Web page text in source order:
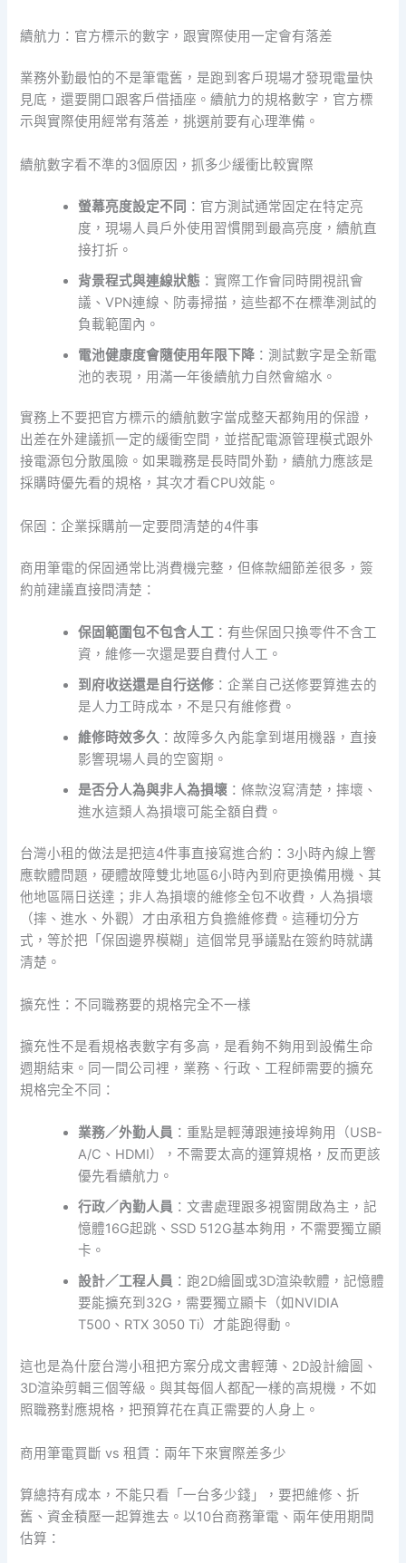
續航力：官方標示的數字，跟實際使用一定會有落差
業務外勤最怕的不是筆電舊，是跑到客戶現場才發現電量快
見底，還要開口跟客戶借插座。續航力的規格數字，官方標
示與實際使用經常有落差，挑選前要有心理準備。
續航數字看不準的3個原因，抓多少緩衝比較實際
螢幕亮度設定不同 ：官方測試通常固定在特定亮
度，現場人員戶外使用習慣開到最高亮度，續航直
接打折。
背景程式與連線狀態 ：實際工作會同時開視訊會
議、VPN連線、防毒掃描，這些都不在標準測試的
負載範圍內。
電池健康度會隨使用年限下降 ：測試數字是全新電
池的表現，用滿一年後續航力自然會縮水。
實務上不要把官方標示的續航數字當成整天都夠用的保證，
出差在外建議抓一定的緩衝空間，並搭配電源管理模式跟外
接電源包分散風險。如果職務是長時間外勤，續航力應該是
採購時優先看的規格，其次才看CPU效能。
保固：企業採購前一定要問清楚的4件事
商用筆電的保固通常比消費機完整，但條款細節差很多，簽
約前建議直接問清楚：
保固範圍包不包含人工 ：有些保固只換零件不含工
資，維修一次還是要自費付人工。
到府收送還是自行送修 ：企業自己送修要算進去的
是人力工時成本，不是只有維修費。
維修時效多久 ：故障多久內能拿到堪用機器，直接
影響現場人員的空窗期。
是否分人為與非人為損壞 ：條款沒寫清楚，摔壞、
進水這類人為損壞可能全額自費。
台灣小租的做法是把這4件事直接寫進合約：3小時內線上響
應軟體問題，硬體故障雙北地區6小時內到府更換備用機、其
他地區隔日送達；非人為損壞的維修全包不收費，人為損壞
（摔、進水、外觀）才由承租方負擔維修費。這種切分方
式，等於把「保固邊界模糊」這個常見爭議點在簽約時就講
清楚。
擴充性：不同職務要的規格完全不一樣
擴充性不是看規格表數字有多高，是看夠不夠用到設備生命
週期結束。同一間公司裡，業務、行政、工程師需要的擴充
規格完全不同：
業務／外勤人員 ：重點是輕薄跟連接埠夠用（USB-
A/C、HDMI），不需要太高的運算規格，反而更該
優先看續航力。
行政／內勤人員 ：文書處理跟多視窗開啟為主，記
憶體16G起跳、SSD 512G基本夠用，不需要獨立顯
卡。
設計／工程人員 ：跑2D繪圖或3D渲染軟體，記憶體
要能擴充到32G，需要獨立顯卡（如NVIDIA
T500、RTX 3050 Ti）才能跑得動。
這也是為什麼台灣小租把方案分成文書輕薄、2D設計繪圖、
3D渲染剪輯三個等級。與其每個人都配一樣的高規機，不如
照職務對應規格，把預算花在真正需要的人身上。
商用筆電買斷 vs 租賃：兩年下來實際差多少
算總持有成本，不能只看「一台多少錢」，要把維修、折
舊、資金積壓一起算進去。以10台商務筆電、兩年使用期間
估算：